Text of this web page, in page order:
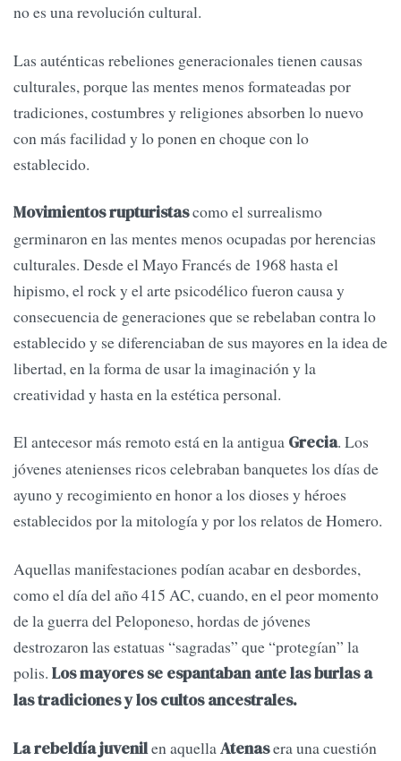
no es una revolución cultural.
Las auténticas rebeliones generacionales tienen causas
culturales, porque las mentes menos formateadas por
tradiciones, costumbres y religiones absorben lo nuevo
con más facilidad y lo ponen en choque con lo
establecido.
Movimientos rupturistascomo el surrealismo
germinaron en las mentes menos ocupadas por herencias
culturales. Desde el Mayo Francés de 1968 hasta el
hipismo, el rock y el arte psicodélico fueron causa y
consecuencia de generaciones que se rebelaban contra lo
establecido y se diferenciaban de sus mayores en la idea de
libertad, en la forma de usar la imaginación y la
creatividad y hasta en la estética personal.
El antecesor más remoto está en la antigua Grecia. Los
jóvenes atenienses ricos celebraban banquetes los días de
ayuno y recogimiento en honor a los dioses y héroes
establecidos por la mitología y por los relatos de Homero.
Aquellas manifestaciones podían acabar en desbordes,
como el día del año 415 AC, cuando, en el peor momento
de la guerra del Peloponeso, hordas de jóvenes
destrozaron las estatuas “sagradas” que “protegían” la
polis. Los mayores se espantaban ante las burlas a
las tradiciones y los cultos ancestrales.
La rebeldía juvenilen aquellaAtenasera una cuestión